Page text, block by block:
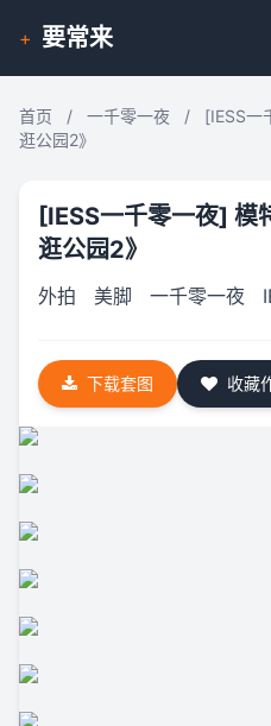
+ 要常来
首页 / 一千零一夜 /
[IESS一
逛公园2》
[IESS一千零一夜] 模
逛公园2》
外拍 美脚 一千零一夜
下载套图 收藏